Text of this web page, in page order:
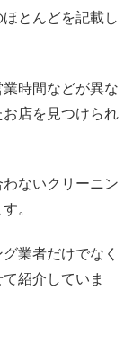
とんどを記載し
時間などが異な
店を見つけられ
ないクリーニン
。
業者だけでなく
紹介していま